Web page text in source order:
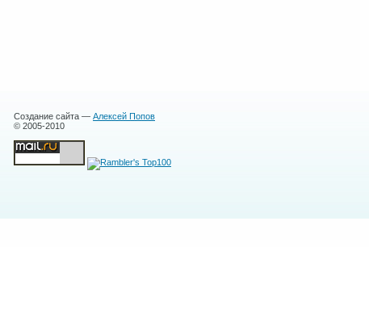
Создание сайта — Алексей Попов
© 2005-2010